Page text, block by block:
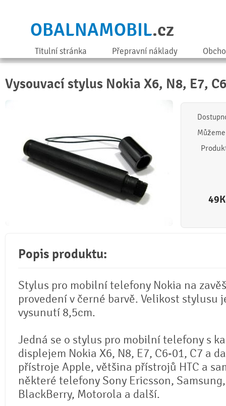
OBALNAMOBIL.cz
Titulní stránka Přepravní náklady
Vysouvací stylus Nokia X6, N8, E7,
49
Popis produktu:
Stylus pro mobilní telefony Nokia na
provedení v černé barvě. Velikost stylusu
vysunutí 8,5cm.
Jedná se o stylus pro mobilní telefony s
displejem Nokia X6, N8, E7, C6-01, C7 a
přístroje Apple, většina přístrojů HTC a
některé telefony Sony Ericsson,
BlackBerry, Motorola a další.